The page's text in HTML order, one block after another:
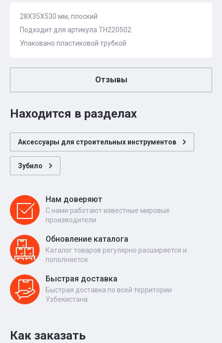
28X35X530 мм, плоский
Подходит для артикула TH220502
Упаковано пластиковой трубкой
Отзывы
Находится в разделах
Аксессуары для строительных инструментов
Зубило
Нам доверяют
С нами работают известные мировые
производители
Обновление каталога
Каталог товаров регулярно расширяется и
пополняется
Быстрая доставка
Быстрая доставка по всей территории
Узбекистана
Как заказать